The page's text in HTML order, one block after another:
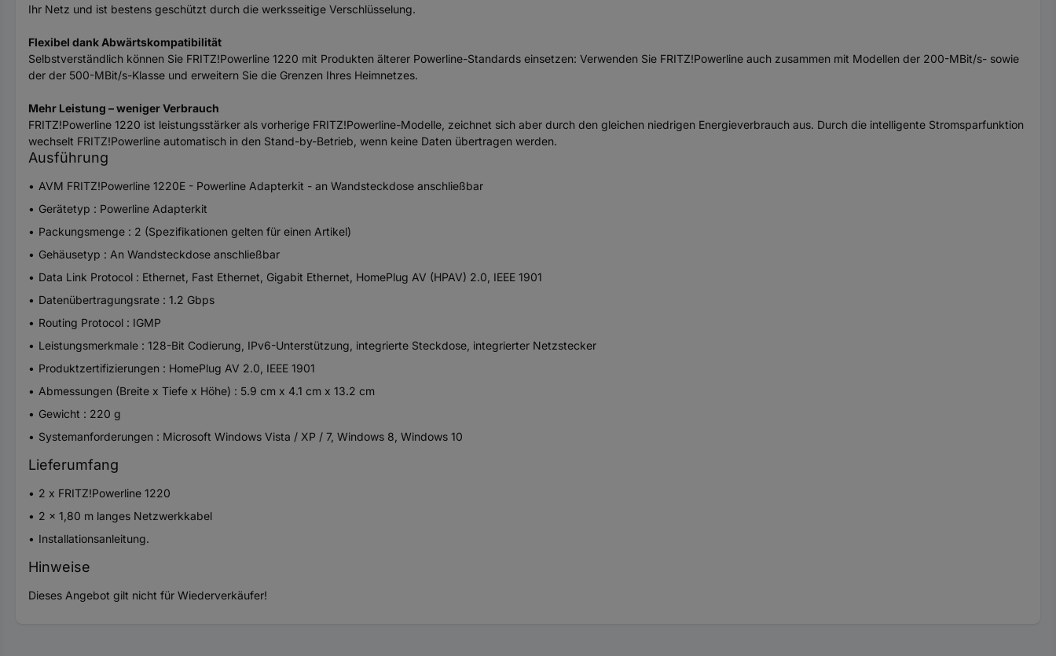
Ihr Netz und ist bestens geschützt durch die werksseitige Verschlüsselung.
Flexibel dank Abwärtskompatibilität
Selbstverständlich können Sie FRITZ!Powerline 1220 mit Produkten älterer Powerline-Standards einsetzen: Verwenden Sie FRITZ!Powerline auch zusammen mit Modellen der 200-MBit/s- sowie
der der 500-MBit/s-Klasse und erweitern Sie die Grenzen Ihres Heimnetzes.
Mehr Leistung – weniger Verbrauch
FRITZ!Powerline 1220 ist leistungsstärker als vorherige FRITZ!Powerline-Modelle, zeichnet sich aber durch den gleichen niedrigen Energieverbrauch aus. Durch die intelligente Stromsparfunktion
wechselt FRITZ!Powerline automatisch in den Stand-by-Betrieb, wenn keine Daten übertragen werden.
Ausführung
AVM FRITZ!Powerline 1220E - Powerline Adapterkit - an Wandsteckdose anschließbar
Gerätetyp : Powerline Adapterkit
Packungsmenge : 2 (Spezifikationen gelten für einen Artikel)
Gehäusetyp : An Wandsteckdose anschließbar
Data Link Protocol : Ethernet, Fast Ethernet, Gigabit Ethernet, HomePlug AV (HPAV) 2.0, IEEE 1901
Datenübertragungsrate : 1.2 Gbps
Routing Protocol : IGMP
Leistungsmerkmale : 128-Bit Codierung, IPv6-Unterstützung, integrierte Steckdose, integrierter Netzstecker
Produktzertifizierungen : HomePlug AV 2.0, IEEE 1901
Abmessungen (Breite x Tiefe x Höhe) : 5.9 cm x 4.1 cm x 13.2 cm
Gewicht : 220 g
Systemanforderungen : Microsoft Windows Vista / XP / 7, Windows 8, Windows 10
Lieferumfang
2 x FRITZ!Powerline 1220
2 x 1,80 m langes Netzwerkkabel
Installationsanleitung.
Hinweise
Dieses Angebot gilt nicht für Wiederverkäufer!